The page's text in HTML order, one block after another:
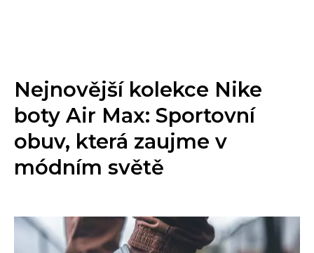
Nejnovější kolekce Nike
boty Air Max: Sportovní
obuv, která zaujme v
módním světě